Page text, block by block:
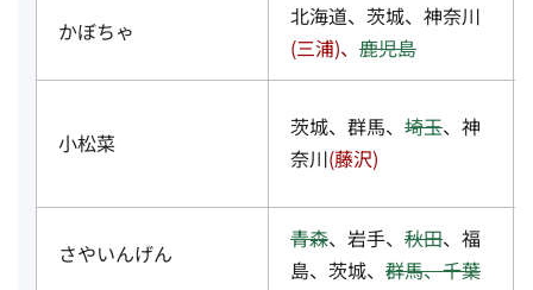
かぼちゃ
北海道、茨城、神奈川
(三浦)、 鹿児島
小松菜
茨城、群馬、 埼玉、神
奈川(藤沢)
さやいんげん
青森、岩手、 秋田、福
島、茨城、 群馬、千葉